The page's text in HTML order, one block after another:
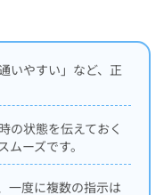
いやすい」など、正
の状態を伝えておく
ーズです。
一度に複数の指示は